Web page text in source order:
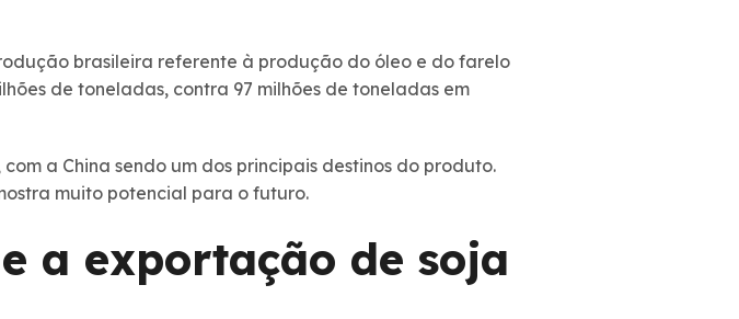
brasileira referente à produção do óleo e do farelo
de toneladas, contra 97 milhões de toneladas em
a China sendo um dos principais destinos do produto.
muito potencial para o futuro.
a exportação de soja